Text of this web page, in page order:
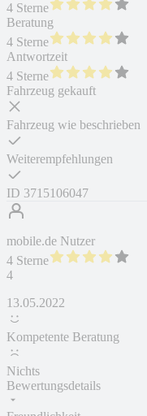
4 Sterne
Beratung
4 Sterne
Antwortzeit
4 Sterne
Fahrzeug gekauft
Fahrzeug wie beschrieben
Weiterempfehlungen
ID 3715106047
mobile.de Nutzer
4 Sterne
4
13.05.2022
Kompetente Beratung
Nichts
Bewertungsdetails